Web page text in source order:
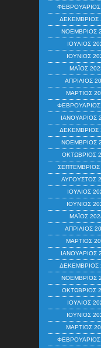
ΦΕΒΡΟΥΆΡΙΟΣ
ΔΕΚΈΜΒΡΙΟΣ
ΝΟΈΜΒΡΙΟΣ
ΙΟΎΛΙΟΣ
ΙΟΎΝΙΟΣ
ΜΆΙΟΣ
ΑΠΡΊΛΙΟΣ
ΜΆΡΤΙΟΣ
ΦΕΒΡΟΥΆΡΙΟΣ
ΙΑΝΟΥΆΡΙΟΣ
ΔΕΚΈΜΒΡΙΟΣ
ΝΟΈΜΒΡΙΟΣ
ΟΚΤΏΒΡΙΟΣ
ΣΕΠΤΈΜΒΡΙΟΣ
ΑΎΓΟΥΣΤΟΣ
ΙΟΎΛΙΟΣ
ΙΟΎΝΙΟΣ
ΜΆΙΟΣ
ΑΠΡΊΛΙΟΣ
ΜΆΡΤΙΟΣ
ΙΑΝΟΥΆΡΙΟΣ
ΔΕΚΈΜΒΡΙΟΣ
ΝΟΈΜΒΡΙΟΣ
ΟΚΤΏΒΡΙΟΣ
ΙΟΎΛΙΟΣ
ΙΟΎΝΙΟΣ
ΜΆΡΤΙΟΣ
ΦΕΒΡΟΥΆΡΙΟΣ